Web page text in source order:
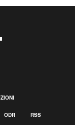
ODR RSS